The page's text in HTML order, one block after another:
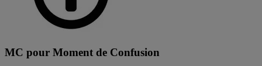
MC pour Moment de Confusion